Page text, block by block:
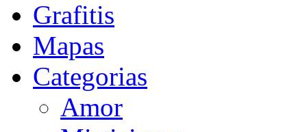
Grafitis
Mapas
Categorias
Amor